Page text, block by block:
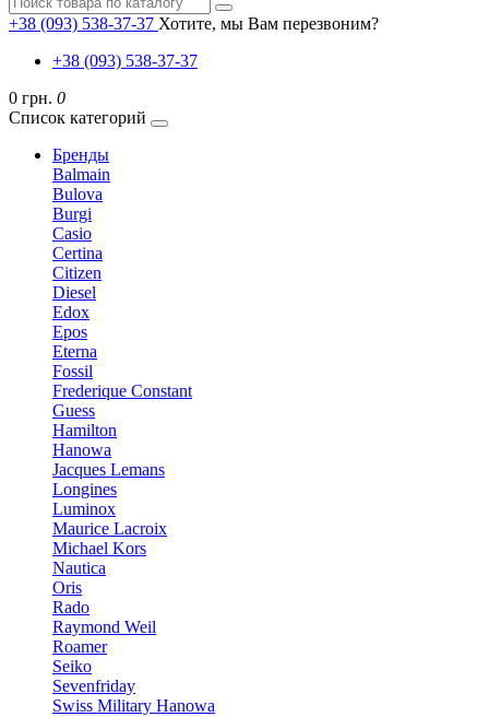
+38 (093) 538-37-37 Хотите, мы Вам перезвоним?
+38 (093) 538-37-37
0 грн. 0
Список категорий
Бренды
Balmain
Bulova
Burgi
Casio
Certina
Citizen
Diesel
Edox
Epos
Eterna
Fossil
Frederique Constant
Guess
Hamilton
Hanowa
Jacques Lemans
Longines
Luminox
Maurice Lacroix
Michael Kors
Nautica
Oris
Rado
Raymond Weil
Roamer
Seiko
Sevenfriday
Swiss Military Hanowa